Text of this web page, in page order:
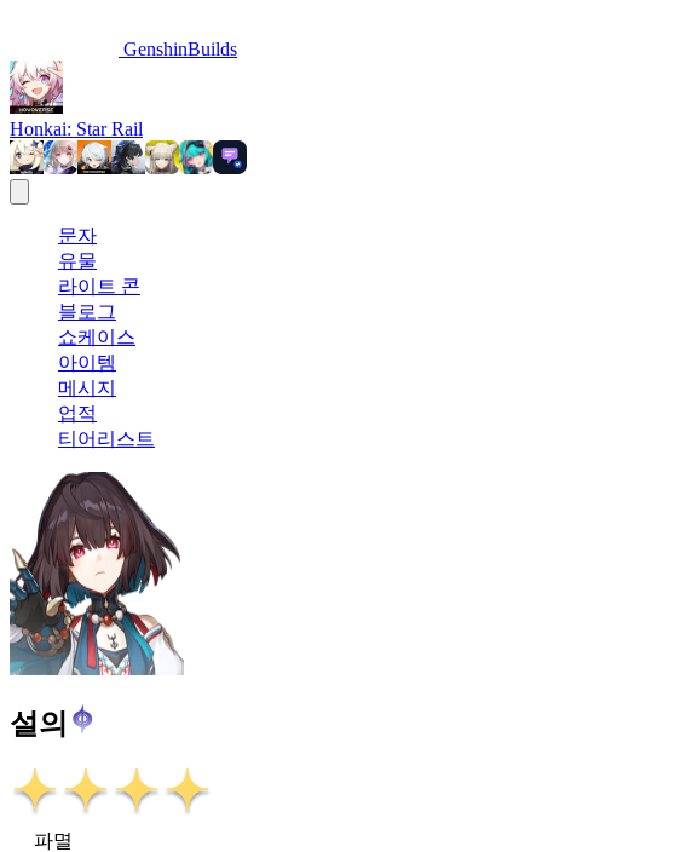
GenshinBuilds
Honkai: Star Rail
문자
유물
라이트 콘
블로그
쇼케이스
아이템
메시지
업적
티어리스트
설의
파멸